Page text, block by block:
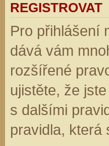
REGISTROVAT
Pro přihlášení
dává vám
rozšířené
ujistěte, že
s dalšími
pravidla, která